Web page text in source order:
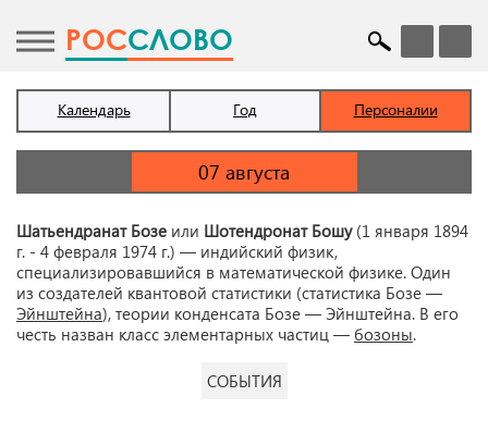
POCСЛОВО
Календарь Год Персоналии
Шатьендранат Бозе или Шотендронат Бошу(1 января 1894
г. - 4 февраля 1974 г.) — индийский физик,
специализировавшийся в математической физике. Один
из создателей квантовой статистики (статистика Бозе —
Эйнштейна), теории конденсата Бозе — Эйнштейна. В его
честь назван класс элементарных частиц — бозоны.
СОБЫТИЯ